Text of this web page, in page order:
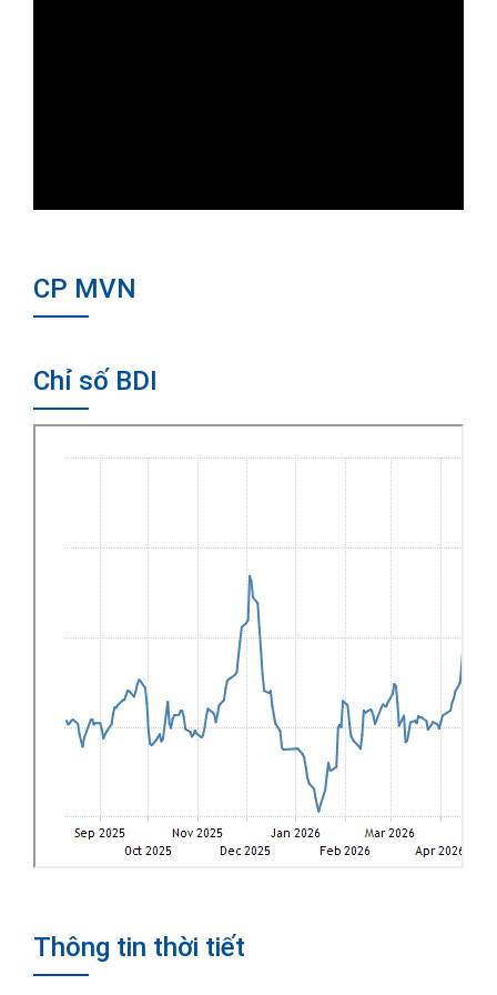
CP MVN
Chỉ số BDI
Thông tin thời tiết